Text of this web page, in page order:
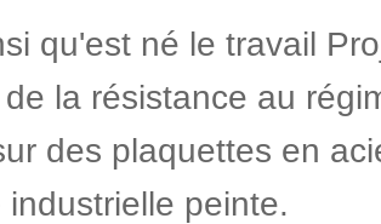
qu'est né le travail
la résistance au
des plaquettes en
industrielle peinte.